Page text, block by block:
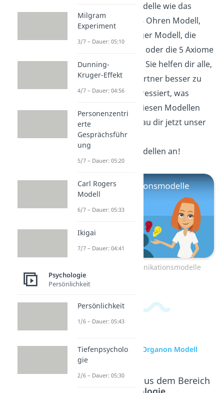
Kommunikationsmodelle wie das
Eisbergmodell, das 4 Ohren Modell,
das Sender Empfänger Modell, die
Transaktionsanalyse oder die 5 Axiome
der Kommunikation. Sie helfen dir alle,
deinen Gesprächspartner besser zu
verstehen. Dich interessiert, was
Kommunikation in diesen Modellen
bedeutet? Dann schau dir jetzt unser
Video zu den
Kommunikationsmodellen an!
Zum Video: Kommunikationsmodelle
zur Videoseite: Organon Modell
Beliebte Inhalte aus dem Bereich
Milgram
Experiment
3/7 – Dauer: 05:10
Dunning-
Kruger-Effekt
4/7 – Dauer: 04:56
Personenzentri
erte
Gesprächsführ
ung
5/7 – Dauer: 05:20
Carl Rogers
Modell
6/7 – Dauer: 05:33
Ikigai
7/7 – Dauer: 04:41
Psychologie
Persönlichkeit
Persönlichkeit
1/6 – Dauer: 05:43
Tiefenpsycholo
gie
2/6 – Dauer: 05:30